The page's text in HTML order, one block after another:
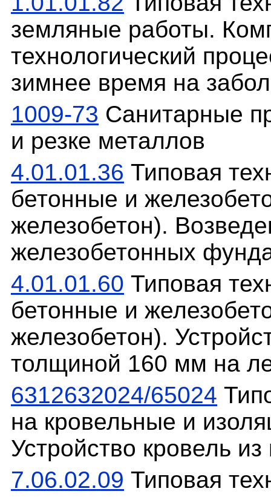
земляные работы.
технологический
зимнее время на
1009-73 Санитарные
и резке металлов
4.01.01.36 Типовая
бетонные и
железобетон).
железобетонных
4.01.01.60 Типовая
бетонные и
железобетон).
толщиной 160 мм на
6312632024/65024
на кровельные и
Устройство кровель
7.06.02.09 Типовая